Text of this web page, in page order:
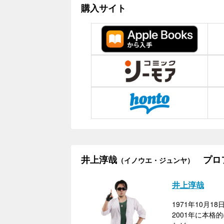
購入サイト
井上淳哉 （イノウエ・ジュンヤ） プロ
井上淳哉
1971年10月18
2001年に本格